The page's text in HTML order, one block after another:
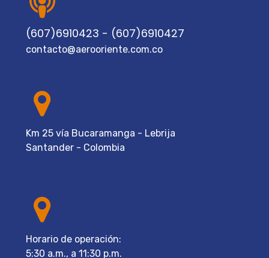
(607)6910423 - (607)6910427
contacto@aerooriente.com.co
Km 25 vía Bucaramanga - Lebrija
Santander - Colombia
Horario de operación:
5:30 a.m., a 11:30 p.m.